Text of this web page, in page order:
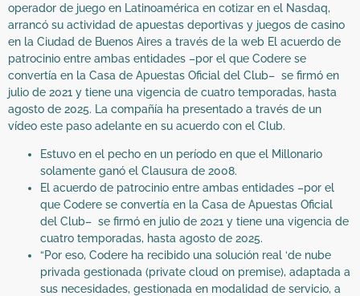
operador de juego en Latinoamérica en cotizar en el Nasdaq,
arrancó su actividad de apuestas deportivas y juegos de casino
en la Ciudad de Buenos Aires a través de la web El acuerdo de
patrocinio entre ambas entidades –por el que Codere se
convertía en la Casa de Apuestas Oficial del Club– se firmó en
julio de 2021 y tiene una vigencia de cuatro temporadas, hasta
agosto de 2025. La compañía ha presentado a través de un
vídeo este paso adelante en su acuerdo con el Club.
Estuvo en el pecho en un período en que el Millonario
solamente ganó el Clausura de 2008.
El acuerdo de patrocinio entre ambas entidades –por el
que Codere se convertía en la Casa de Apuestas Oficial
del Club– se firmó en julio de 2021 y tiene una vigencia de
cuatro temporadas, hasta agosto de 2025.
“Por eso, Codere ha recibido una solución real ‘de nube
privada gestionada (private cloud on premise), adaptada a
sus necesidades, gestionada en modalidad de servicio, a